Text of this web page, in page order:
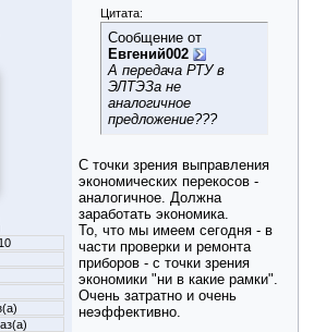
Цитата:
Сообщение от
Евгений002
А передача РТУ в
ЭЛТЭЗа не
аналогичное
предложение???
С точки зрения выправления
экономических перекосов -
аналогичное. Должна
заработать экономика.
То, что мы имеем сегодня - в
части проверки и ремонта
приборов - с точки зрения
экономики "ни в какие рамки".
Очень затратно и очень
неэффективно.